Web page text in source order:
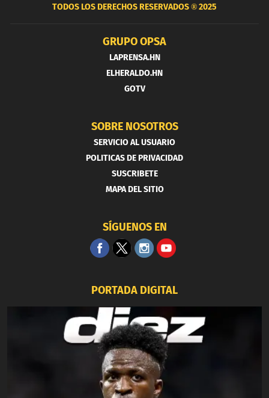
TODOS LOS DERECHOS RESERVADOS ®2025
GRUPO OPSA
LAPRENSA.HN
ELHERALDO.HN
GOTV
SOBRE NOSOTROS
SERVICIO AL USUARIO
POLITICAS DE PRIVACIDAD
SUSCRIBETE
MAPA DEL SITIO
SÍGUENOS EN
PORTADA DIGITAL